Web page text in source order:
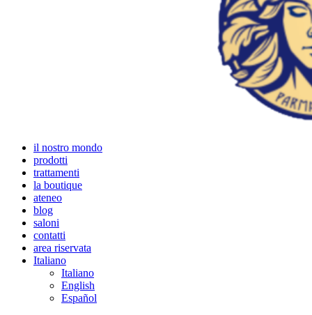
il nostro mondo
prodotti
trattamenti
la boutique
ateneo
blog
saloni
contatti
area riservata
Italiano
Italiano
English
Español